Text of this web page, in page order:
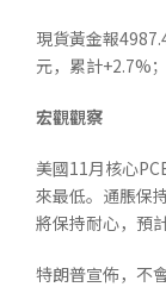
現貨黃金報
元，累計+2.7%
宏觀觀察
美國11月核心
來最低。通脹保
將保持耐心，預
特朗普宣佈，不